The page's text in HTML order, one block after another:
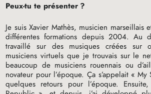
Peux-tu te présenter ?
Je suis Xavier Mathès, musicien marseillais
différentes formations depuis 2004. Au
travaillé sur des musiques créées sur
musiciens virtuels que je trouvais sur le
beaucoup de musiciens rouennais ou
novateur pour l’époque. Ça s’appelait « My
quelques retours pour l’époque.